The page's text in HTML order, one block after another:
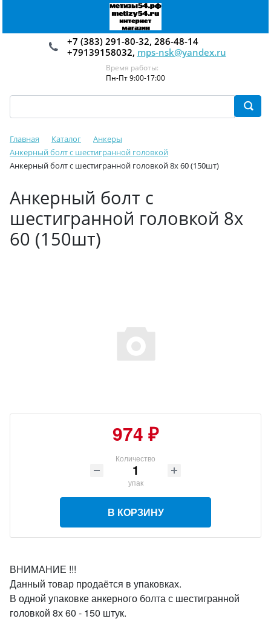
+7 (383) 291-80-32, 286-48-14
+79139158032, mps-nsk@yandex.ru
Время работы:
Пн-Пт 9:00-17:00
Главная Каталог
Анкеры
Анкерный болт с шестигранной головкой
Анкерный болт с шестигранной головкой 8х 60 (150шт)
Анкерный болт с
шестигранной головкой 8х
60 (150шт)
974 ₽
Количество
упак
В КОРЗИНУ
ВНИМАНИЕ !!!
Данный товар продаётся в упаковках.
В одной упаковке анкерного болта с шестигранной
головкой 8х 60 - 150 штук.